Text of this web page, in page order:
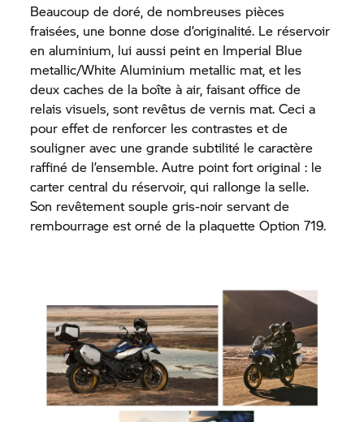
Beaucoup de doré, de nombreuses pièces
fraisées, une bonne dose d’originalité. Le réservoir
en aluminium, lui aussi peint en Imperial Blue
metallic/White Aluminium metallic mat, et les
deux caches de la boîte à air, faisant office de
relais visuels, sont revêtus de vernis mat. Ceci a
pour effet de renforcer les contrastes et de
souligner avec une grande subtilité le caractère
raffiné de l’ensemble. Autre point fort original : le
carter central du réservoir, qui rallonge la selle.
Son revêtement souple gris-noir servant de
rembourrage est orné de la plaquette Option 719.